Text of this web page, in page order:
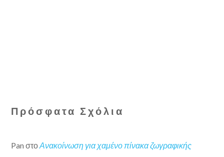
Πρόσφατα Σχόλια
Pan στοΑνακοίνωση για χαμένο πίνακα ζωγραφικής